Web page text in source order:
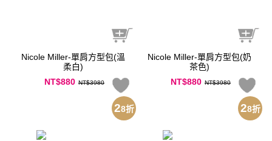
Nicole Miller-單肩方型包(溫
柔白)
NT$880 NT$3980
Nicole Miller-單肩方型包(奶
茶色)
NT$880 NT$3980
28折 28折